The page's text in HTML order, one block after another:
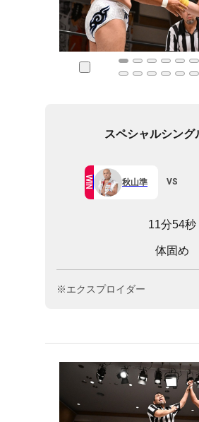
スペシャルシング
WIN 秋山準 VS
11分54秒
体固め
※エクスプロイダー